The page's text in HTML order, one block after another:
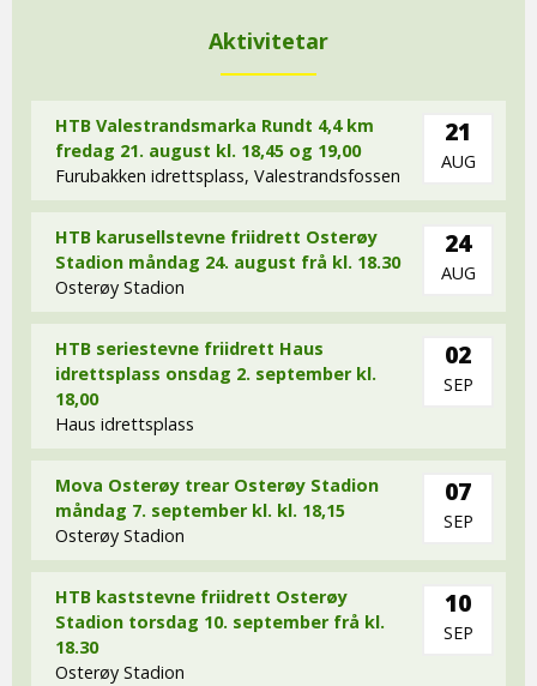
Aktivitetar
HTB Valestrandsmarka Rundt 4,4 km
fredag 21. august kl. 18,45 og 19,00
Furubakken idrettsplass, Valestrandsfossen
21
AUG
HTB karusellstevne friidrett Osterøy
Stadion måndag 24. august frå kl. 18.30
Osterøy Stadion
24
AUG
HTB seriestevne friidrett Haus
idrettsplass onsdag 2. september kl.
18,00
Haus idrettsplass
02
SEP
Mova Osterøy trear Osterøy Stadion
måndag 7. september kl. kl. 18,15
Osterøy Stadion
07
SEP
HTB kaststevne friidrett Osterøy
Stadion torsdag 10. september frå kl.
18.30
Osterøy Stadion
10
SEP